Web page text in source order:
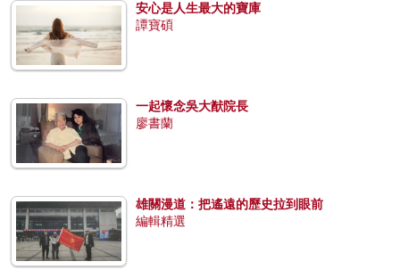
安心是人生最大的寶庫
譚寶碩
一起懷念吳大猷院長
廖書蘭
雄關漫道：把遙遠的歷史拉到眼前
編輯精選